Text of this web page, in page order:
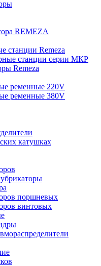
REMEZA
станции Remeza
станции серии МКР
Remeza
ременные 220V
ременные 380V
катушках
поршневых
винтовых